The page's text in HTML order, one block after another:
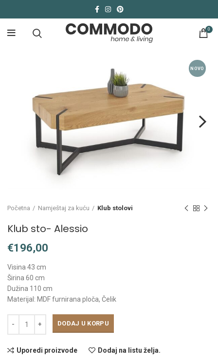
0
NOVO
Početna Namještaj za kuću Klub stolovi
Klub sto- Alessio
€
Visina 43 cm
Širina 60 cm
Dužina 110 cm
Materijal: MDF furnirana ploča, Čelik
DODAJ U KORPU
Uporedi proizvode Dodaj na listu želja.